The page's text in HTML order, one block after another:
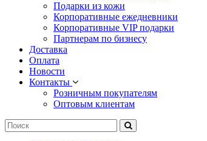
Подарки из кожи
Корпоративные ежедневники
Корпоративные VIP подарки
Партнерам по бизнесу
Доставка
Оплата
Новости
Контакты
Розничным покупателям
Оптовым клиентам